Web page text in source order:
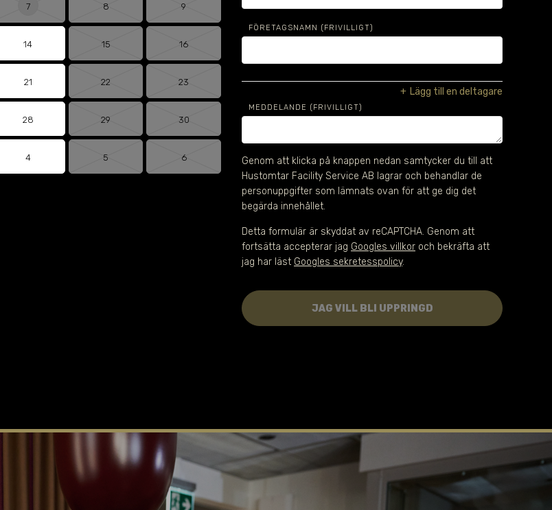
7 8 9
14 15 16
21 22 23
28 29 30
4 5 6
FÖRETAGSNAMN (FRIVILLIGT)
+ Lägg till en deltagare
MEDDELANDE (FRIVILLIGT)
Genom att klicka på knappen nedan samtycker du till att
Hustomtar Facility Service AB lagrar och behandlar de
personuppgifter som lämnats ovan för att ge dig det
begärda innehållet.
Detta formulär är skyddat av reCAPTCHA. Genom att
fortsätta accepterar jag Googles villkor och bekräfta att
jag har läst Googles sekretesspolicy.
JAG VILL BLI UPPRINGD